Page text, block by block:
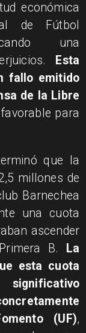
económica
de Fútbol
una
Esta
fallo emitido
de la Libre
para
que la
millones de
Barnechea
una cuota
ascender
B.
La
esta cuota
significativo
(UF),